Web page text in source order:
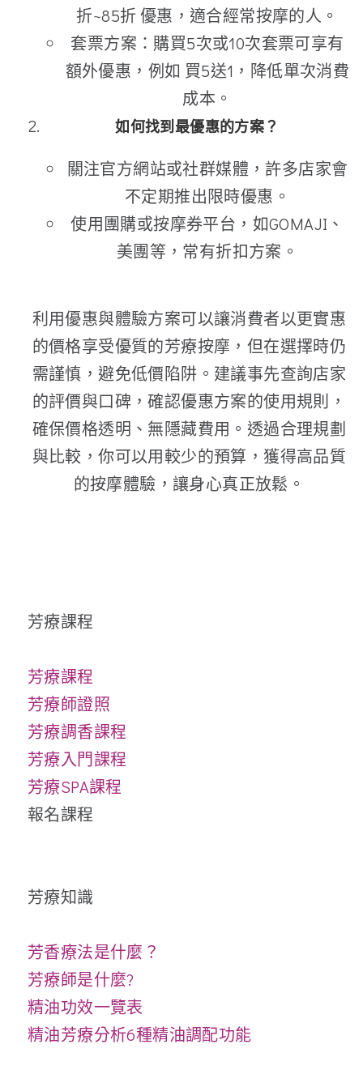
折~85折 優惠，適合經常按摩的人。
套票方案：購買5次或10次套票可享有
額外優惠，例如 買5送1，降低單次消費
成本。
如何找到最優惠的方案？
關注官方網站或社群媒體，許多店家會
不定期推出限時優惠。
使用團購或按摩券平台，如GOMAJI、
美團等，常有折扣方案。
利用優惠與體驗方案可以讓消費者以更實惠
的價格享受優質的芳療按摩，但在選擇時仍
需謹慎，避免低價陷阱。建議事先查詢店家
的評價與口碑，確認優惠方案的使用規則，
確保價格透明、無隱藏費用。透過合理規劃
與比較，你可以用較少的預算，獲得高品質
的按摩體驗，讓身心真正放鬆。
芳療課程
芳療課程
芳療師證照
芳療調香課程
芳療入門課程
芳療SPA課程
報名課程​
芳療知識
芳香療法是什麼？
芳療師是什麼?
精油功效一覽表
精油芳療分析6種精油調配功能